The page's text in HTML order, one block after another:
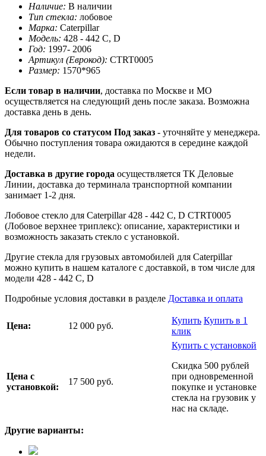
Наличие: В наличии
Тип стекла: лобовое
Марка: Caterpillar
Модель: 428 - 442 C, D
Год: 1997- 2006
Артикул (Еврокод): CTRT0005
Размер: 1570*965
Если товар в наличии, доставка по Москве и МО
осуществляется на следующий день после заказа. Возможна
доставка день в день.
Для товаров со статусом Под заказ - уточняйте у менеджера.
Обычно поступления товара ожидаются в середине каждой
недели.
Доставка в другие города осуществляется ТК Деловые
Линии, доставка до терминала транспортной компании
занимает 1-2 дня.
Лобовое стекло для Caterpillar 428 - 442 C, D CTRT0005
(Лобовое верхнее триплекс): описание, характеристики и
возможность заказать стекло с установкой.
Другие стекла для грузовых автомобилей для Caterpillar
можно купить в нашем каталоге с доставкой, в том числе для
модели 428 - 442 C, D
Подробные условия доставки в разделе Доставка и оплата
Цена: 12 000 руб.
Купить Купить в 1
клик
Цена с
установкой:
17 500 руб.
Купить с установкой
Скидка 500 рублей
при одновременной
покупке и установке
стекла на грузовик у
нас на складе.
Другие варианты: